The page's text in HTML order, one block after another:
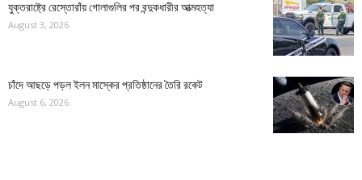
যুক্তরাষ্ট্রে রেস্তোরাঁয় গোলাগুলির পর বন্দুকধারীর আত্মহত্যা
August 3, 2026
চাঁদে আছড়ে পড়ল ইলন মাস্কের প্রতিষ্ঠানের তৈরি রকেট
August 6, 2026